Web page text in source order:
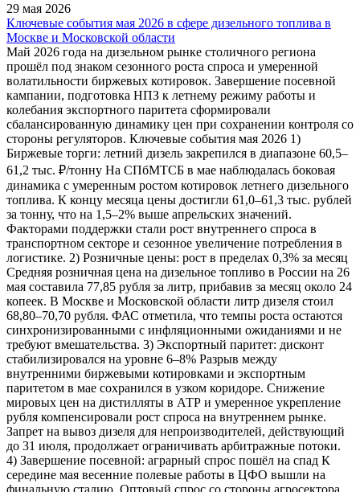
29 мая 2026
Ключевые события мая 2026 в сфере дизельного топлива в
Москве и Московской области
Май 2026 года на дизельном рынке столичного региона
прошёл под знаком сезонного роста спроса и умеренной
волатильности биржевых котировок. Завершение посевной
кампании, подготовка НПЗ к летнему режиму работы и
колебания экспортного паритета сформировали
сбалансированную динамику цен при сохранении контроля со
стороны регуляторов. Ключевые события мая 2026 1)
Биржевые торги: летний дизель закрепился в диапазоне 60,5–
61,2 тыс. ₽/тонну На СПбМТСБ в мае наблюдалась боковая
динамика с умеренным ростом котировок летнего дизельного
топлива. К концу месяца цены достигли 61,0–61,3 тыс. рублей
за тонну, что на 1,5–2% выше апрельских значений.
Факторами поддержки стали рост внутреннего спроса в
транспортном секторе и сезонное увеличение потребления в
логистике. 2) Розничные цены: рост в пределах 0,3% за месяц
Средняя розничная цена на дизельное топливо в России на 26
мая составила 77,85 рубля за литр, прибавив за месяц около 24
копеек. В Москве и Московской области литр дизеля стоил
68,80–70,70 рубля. ФАС отметила, что темпы роста остаются
синхронизированными с инфляционными ожиданиями и не
требуют вмешательства. 3) Экспортный паритет: дисконт
стабилизировался на уровне 6–8% Разрыв между
внутренними биржевыми котировками и экспортным
паритетом в мае сохранился в узком коридоре. Снижение
мировых цен на дистилляты в АТР и умеренное укрепление
рубля компенсировали рост спроса на внутреннем рынке.
Запрет на вывоз дизеля для непроизводителей, действующий
до 31 июля, продолжает ограничивать арбитражные потоки.
4) Завершение посевной: аграрный спрос пошёл на спад К
середине мая весенние полевые работы в ЦФО вышли на
финальную стадию. Оптовый спрос со стороны агросектора